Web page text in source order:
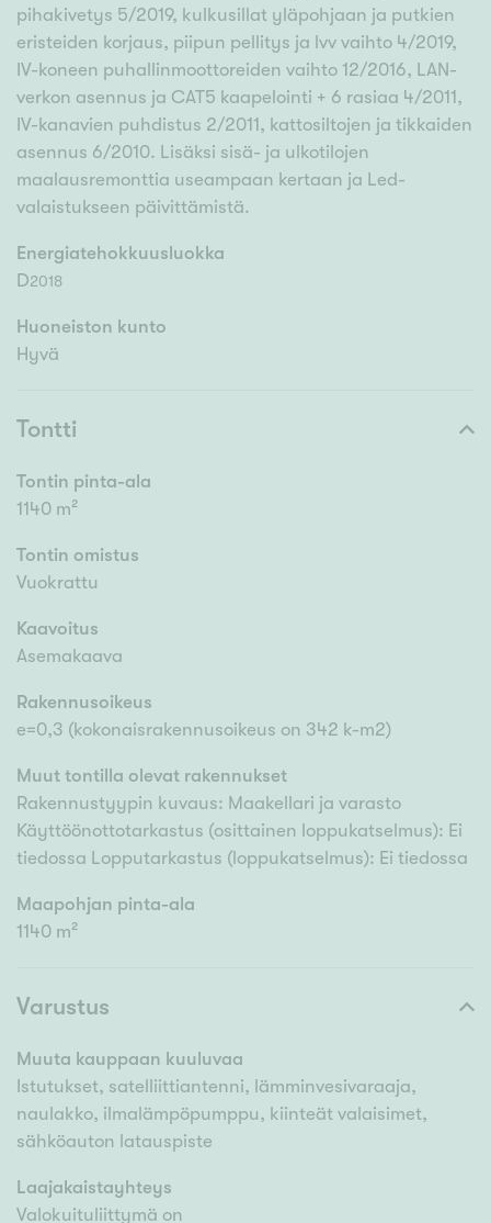
pihakivetys 5/2019, kulkusillat yläpohjaan ja putkien
eristeiden korjaus, piipun pellitys ja lvv vaihto 4/2019,
IV-koneen puhallinmoottoreiden vaihto 12/2016, LAN-
verkon asennus ja CAT5 kaapelointi + 6 rasiaa 4/2011,
IV-kanavien puhdistus 2/2011, kattosiltojen ja tikkaiden
asennus 6/2010. Lisäksi sisä- ja ulkotilojen
maalausremonttia useampaan kertaan ja Led-
valaistukseen päivittämistä.
Energiatehokkuusluokka
D2018
Huoneiston kunto
Hyvä
Tontti
Tontin pinta-ala
1140 m²
Tontin omistus
Vuokrattu
Kaavoitus
Asemakaava
Rakennusoikeus
e=0,3 (kokonaisrakennusoikeus on 342 k-m2)
Muut tontilla olevat rakennukset
Rakennustyypin kuvaus: Maakellari ja varasto
Käyttöönottotarkastus (osittainen loppukatselmus): Ei
tiedossa Lopputarkastus (loppukatselmus): Ei tiedossa
Maapohjan pinta-ala
1140 m²
Varustus
Muuta kauppaan kuuluvaa
Istutukset, satelliittiantenni, lämminvesivaraaja,
naulakko, ilmalämpöpumppu, kiinteät valaisimet,
sähköauton latauspiste
Laajakaistayhteys
Valokuituliittymä on